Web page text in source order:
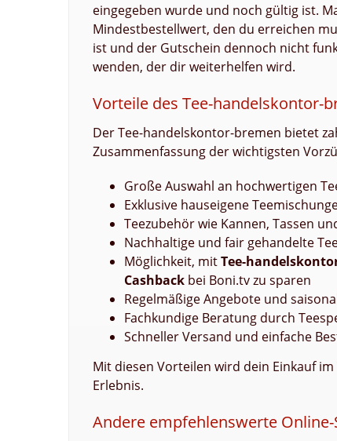
eingegeben wurde und noch gültig ist.
Mindestbestellwert, den du erreichen
ist und der Gutschein dennoch nicht
wenden, der dir weiterhelfen wird.
Vorteile des Tee-handelskontor-
Der Tee-handelskontor-bremen bietet
Zusammenfassung der wichtigsten
Große Auswahl an hochwertigen
Exklusive hauseigene
Teezubehör wie Kannen, Tassen
Nachhaltige und fair gehandelte
Möglichkeit, mitTee-
Cashback bei Boni.tv zu sparen
Regelmäßige Angebote und
Fachkundige Beratung durch
Schneller Versand und einfache
Mit diesen Vorteilen wird dein Einkauf
Erlebnis.
Andere empfehlenswerte Online-